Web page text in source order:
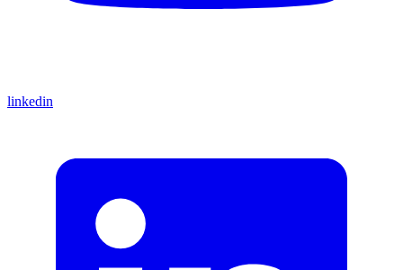
linkedin